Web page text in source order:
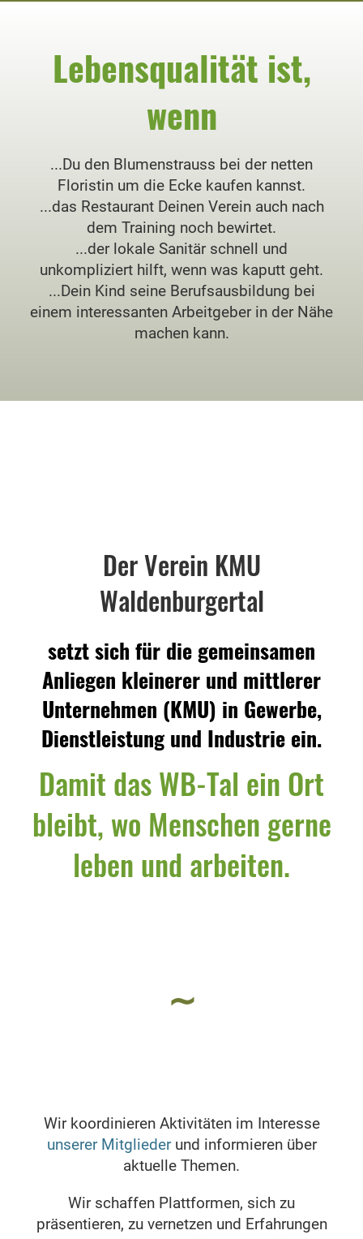
Lebensqualität ist,
wenn
...Du den Blumenstrauss bei der netten
Floristin um die Ecke kaufen kannst.
...das Restaurant Deinen Verein auch nach
dem Training noch bewirtet.
...der lokale Sanitär schnell und
unkompliziert hilft, wenn was kaputt geht.
...Dein Kind seine Berufsausbildung bei
einem interessanten Arbeitgeber in der Nähe
machen kann.
Der Verein KMU
Waldenburgertal
setzt sich für die gemeinsamen
Anliegen kleinerer und mittlerer
Unternehmen (KMU) in Gewerbe,
Dienstleistung und Industrie ein.
Damit das WB-Tal ein Ort
bleibt, wo Menschen gerne
leben und arbeiten.
∼
Wir koordinieren Aktivitäten im Interesse
unserer Mitgliederund informieren über
aktuelle Themen.
Wir schaffen Plattformen, sich zu
präsentieren, zu vernetzen und Erfahrungen